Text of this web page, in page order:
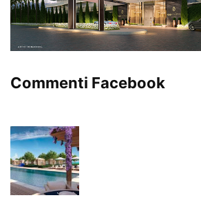
Commenti Facebook